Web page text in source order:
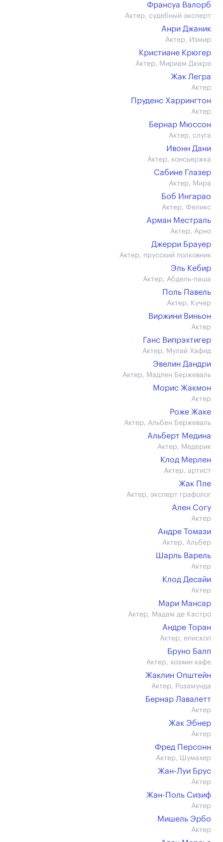
Франсуа Валорб
Актер, судебный эксперт
Анри Джаник
Актер, Измир
Кристиане Крюгер
Актер, Мириам Дюкрэ
Жак Легра
Актер
Пруденс Харрингтон
Актер
Бернар Мюссон
Актер, слуга
Ивонн Дани
Актер, консьержка
Сабине Глазер
Актер, Мира
Боб Ингарао
Актер, Феликс
Арман Местраль
Актер, Арно
Джерри Брауер
Актер, прусский полковник
Эль Кебир
Актер, Абдель-паша
Поль Павель
Актер, Кучер
Виржини Виньон
Актер
Ганс Випрэхтигер
Актер, Мулай Хафид
Эвелин Дандри
Актер, Мадлен Бержеваль
Морис Жакмон
Актер
Роже Жаке
Актер, Альбен Бержеваль
Альберт Медина
Актер, Медерик
Клод Мерлен
Актер, артист
Жак Пле
Актер, эксперт графолог
Ален Согу
Актер
Андре Томази
Актер, Альбер
Шарль Варель
Актер
Клод Десайи
Актер
Мари Мансар
Актер, Мадам де Кастро
Андре Торан
Актер, епископ
Бруно Балп
Актер, хозяин кафе
Жаклин Општейн
Актер, Розамунда
Бернар Лавалетт
Актер
Жак Эбнер
Актер
Фред Персонн
Актер, Шумахер
Жан-Луи Брус
Актер
Жан-Поль Сизиф
Актер
Мишель Эрбо
Актер